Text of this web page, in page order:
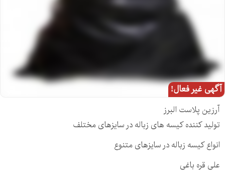
آگهی غیر فعال!
آرزین پلاست البرز
تولید کننده کیسه های زباله در سایزهای مختلف
انواع کیسه زباله در سایزهای متنوع
علی قره باغی